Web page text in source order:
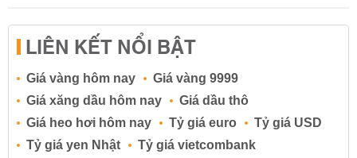
LIÊN KẾT NỔI BẬT
Giá vàng hôm nay
Giá vàng 9999
Giá xăng dầu hôm nay
Giá dầu thô
Giá heo hơi hôm nay
Tỷ giá euro
Tỷ giá USD
Tỷ giá yen Nhật
Tỷ giá vietcombank